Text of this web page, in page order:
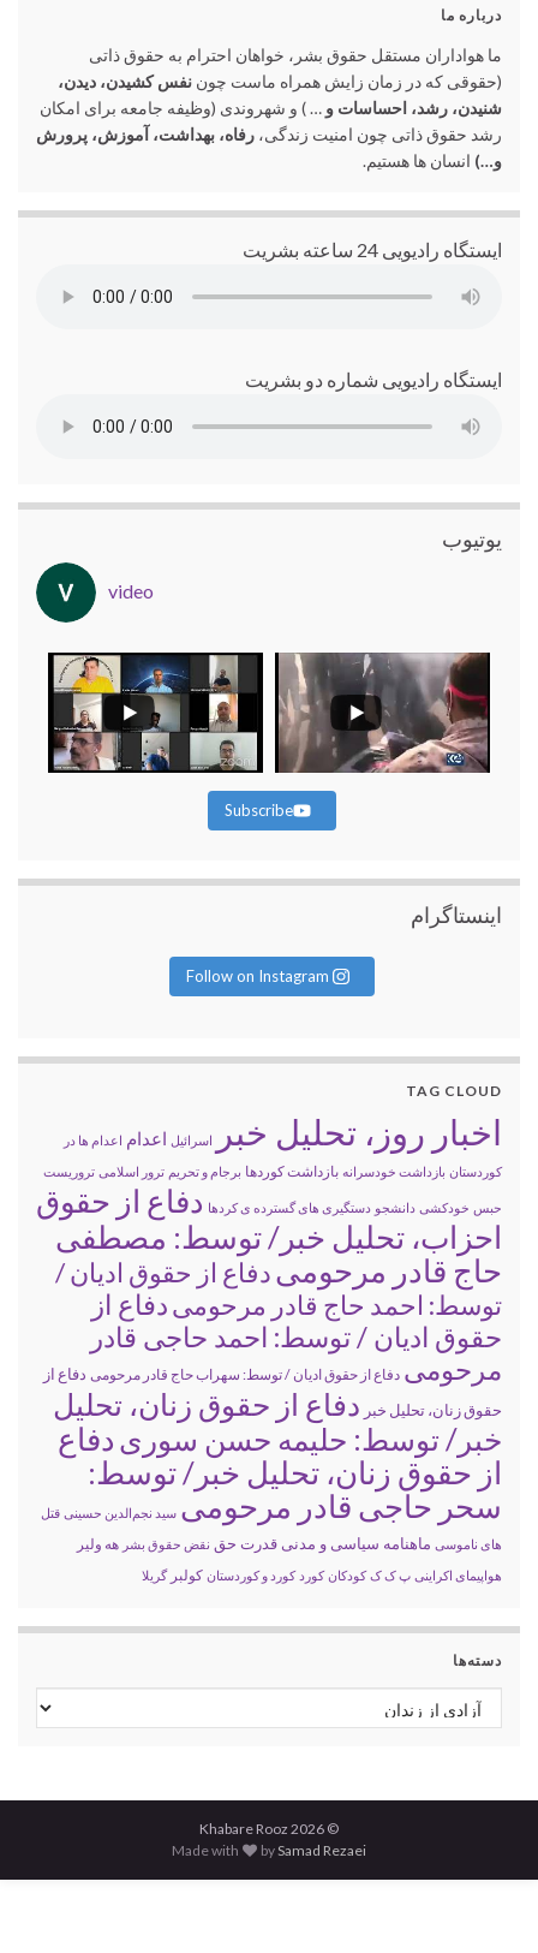
درباره ما
ما هواداران مستقل حقوق بشر، خواهان احترام به حقوق ذاتی
(حقوقی که در زمان زایش همراه ماست چون نفس کشیدن، دیدن،
شنیدن، رشد، احساسات و … ) و شهروندی (وظیفه جامعه برای امکان
رشد حقوق ذاتی چون امنیت زندگی، رفاه، بهداشت، آموزش، پرورش
و…) انسان ها هستیم.
ایستگاه رادیویی 24 ساعته بشریت
ایستگاه رادیویی شماره دو بشریت
یوتیوب
video
Subscribe
اینستاگرام
Follow on Instagram
TAG CLOUD
اخبار روز، تحلیل خبر اسرائیل اعدام اعدام ها در
کوردستان بازداشت خودسرانه بازداشت کوردها برجام و تحریم ترور اسلامی تروریست
حبس خودکشی دانشجو دستگیری های گسترده ی کردها دفاع از حقوق
احزاب، تحلیل خبر/ توسط: مصطفی
حاج قادر مرحومیدفاع از حقوق ادیان /
توسط: احمد حاج قادر مرحومیدفاع از
حقوق ادیان / توسط: احمد حاجی قادر
مرحومی دفاع از حقوق ادیان / توسط: سهراب حاج قادر مرحومی دفاع از
حقوق زنان، تحلیل خبر دفاع از حقوق زنان، تحلیل
خبر/ توسط: حلیمه حسن سوری دفاع
از حقوق زنان، تحلیل خبر/ توسط:
سحر حاجی قادر مرحومی سید نجم‌الدین حسینی قتل
های ناموسی ماهنامه سیاسی و مدنی قدرت حق نقض حقوق بشر هه ولیر
هواپیمای اکراینی پ ک ک کودکان کورد کورد و کوردستان کولبر گریلا
دسته‌ها
دسته‌ها
© 2026 Khabare Rooz
Made with
bySamad Rezaei